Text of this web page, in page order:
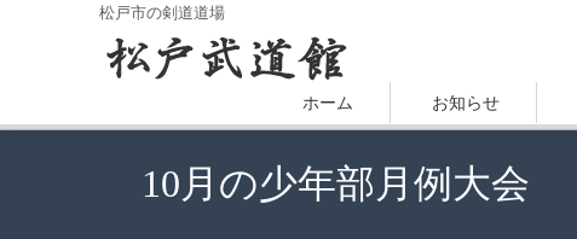
松戸市の剣道道場
ホーム お知らせ
10月の少年部月例大会